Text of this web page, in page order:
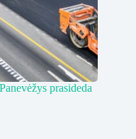
prasideda